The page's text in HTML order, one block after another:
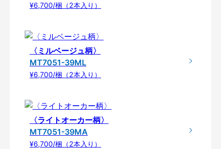
¥6,700/梱（2本入り）
〈ミルベージュ柄〉
MT7051-39ML
¥6,700/梱（2本入り）
〈ライトオーカー柄〉
MT7051-39MA
¥6,700/梱（2本入り）